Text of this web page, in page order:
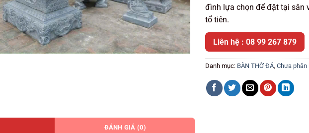
đình lựa chọn để đặt tại sân
tổ tiên.
Liên hệ : 08 99 267 879
Danh mục: BÀN THỜ ĐÁ, Chưa phân
ĐÁNH GIÁ (0)